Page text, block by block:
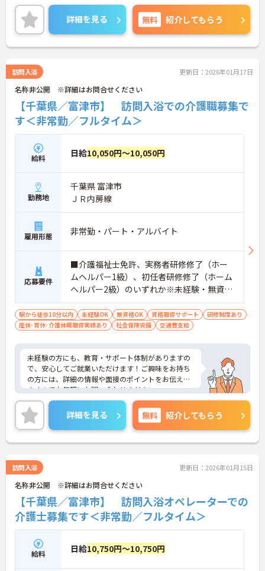
詳細を見る 無料 紹介してもらう
訪問入浴 更新日：2026年01月17日
名称非公開 ※詳細はお問合せください
【千葉県／富津市】 訪問入浴での介護職募集で
す＜非常勤／フルタイム＞
給料 日給10,050円～10,050円
勤務地
千葉県 富津市
ＪＲ内房線
雇用形態 非常勤・パート・アルバイト
応募要件
■介護福祉士免許、実務者研修修了（ホー
ムヘルパー1級）、初任者研修修了（ホーム
ヘルパー2級）のいずれか※未経験・無資格
の方も相談可
駅から徒歩10分以内 未経験OK 無資格OK 資格取得サポート
研修制度あり
産休･育休･介護休暇取得実績あり
社会保険完備 交通費支給
未経験の方にも、教育・サポート体制がありますの
で、安心してご就業いただけます！ご興味をお持ち
の方には、詳細の情報や面接のポイントをお伝えし
ますのでお気軽にお問い合わせください。
詳細を見る 無料 紹介してもらう
訪問入浴 更新日：2026年01月15日
名称非公開 ※詳細はお問合せください
【千葉県／富津市】 訪問入浴オペレーターでの
介護士募集です＜非常勤／フルタイム＞
給料 日給10,750円～10,750円